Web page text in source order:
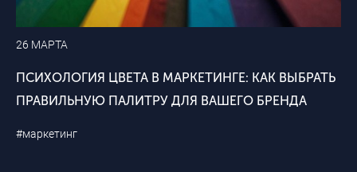
26 МАРТА
ПСИХОЛОГИЯ ЦВЕТА В МАРКЕТИНГЕ: КАК ВЫБРАТЬ
ПРАВИЛЬНУЮ ПАЛИТРУ ДЛЯ ВАШЕГО БРЕНДА
#маркетинг